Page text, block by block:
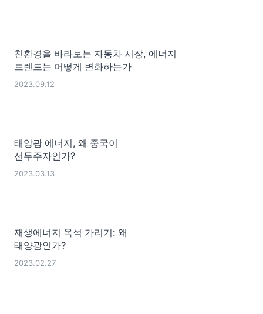
친환경을 바라보는 자동차 시장, 에너지
트렌드는 어떻게 변화하는가
2023.09.12
태양광 에너지, 왜 중국이
선두주자인가?
2023.03.13
재생에너지 옥석 가리기: 왜
태양광인가?
2023.02.27